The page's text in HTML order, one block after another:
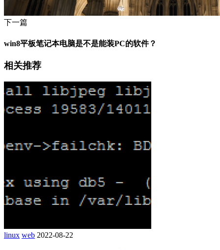
下一篇
win8平板笔记本电脑是不是能装PC的软件？
相关推荐
linux web 2022-08-22